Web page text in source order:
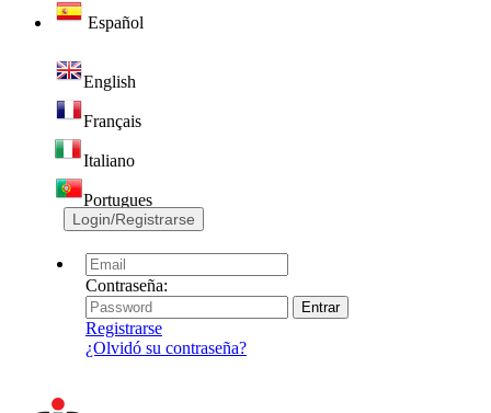
Español
English
Français
Italiano
Portugues
Login/Registrarse
Contraseña:
Registrarse
¿Olvidó su contraseña?